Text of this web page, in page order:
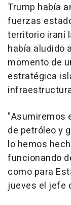
Trump había
fuerzas
territorio iraní
había aludido
momento de
estratégica
"Asumiremos
de petróleo y
lo hemos
funcionando
como para
jueves el jefe